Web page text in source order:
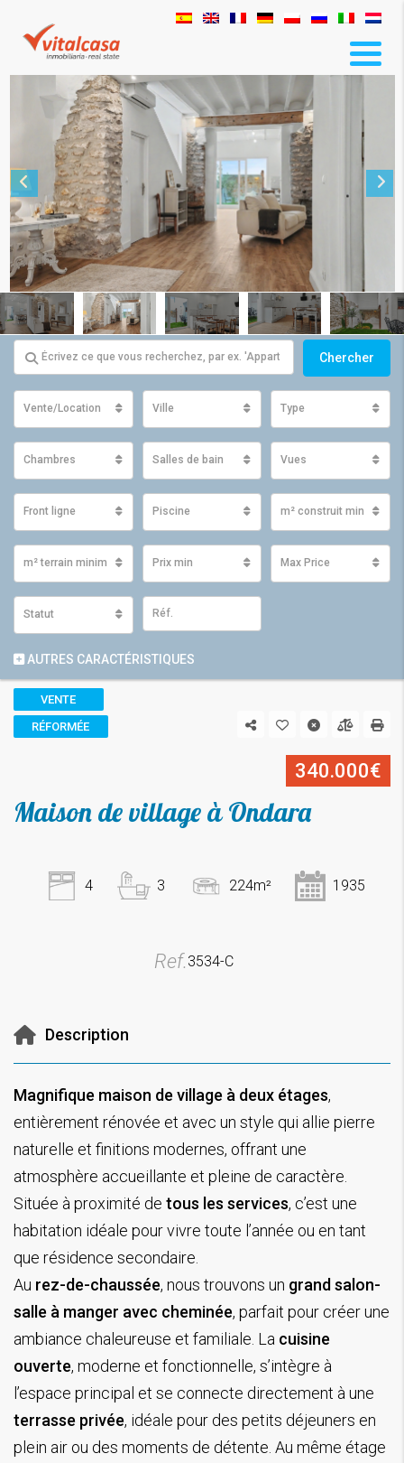
Chercher
Vente/Location Ville Type
Chambres Salles de bain Vues
Front ligne Piscine m² construit minimum
m² terrain minimum Prix ​​min Max Price
Statut
AUTRES CARACTÉRISTIQUES
VENTE
RÉFORMÉE
340.000€
Maison de village à Ondara
4 3 224m² 1935
Ref. 3534-C
Description
Magnifique maison de village à deux étages,
entièrement rénovée et avec un style qui allie pierre
naturelle et finitions modernes, offrant une
atmosphère accueillante et pleine de caractère.
Située à proximité de tous les services, c’est une
habitation idéale pour vivre toute l’année ou en tant
que résidence secondaire.
Au rez-de-chaussée, nous trouvons un grand salon-
salle à manger avec cheminée, parfait pour créer une
ambiance chaleureuse et familiale. La cuisine
ouverte, moderne et fonctionnelle, s’intègre à
l’espace principal et se connecte directement à une
terrasse privée, idéale pour des petits déjeuners en
plein air ou des moments de détente. Au même étage